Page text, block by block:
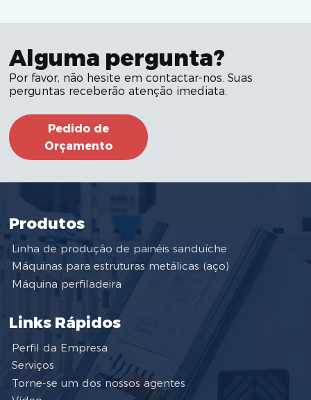
Alguma pergunta?
Por favor, não hesite em contactar-nos. Suas
perguntas receberão atenção imediata.
Pedido de
Orçamento
Produtos
Linha de produção de painéis sanduíche
Máquinas para estruturas metálicas (aço)
Máquina perfiladeira
Links Rápidos
Perfil da Empresa
Serviços
Torne-se um dos nossos agentes